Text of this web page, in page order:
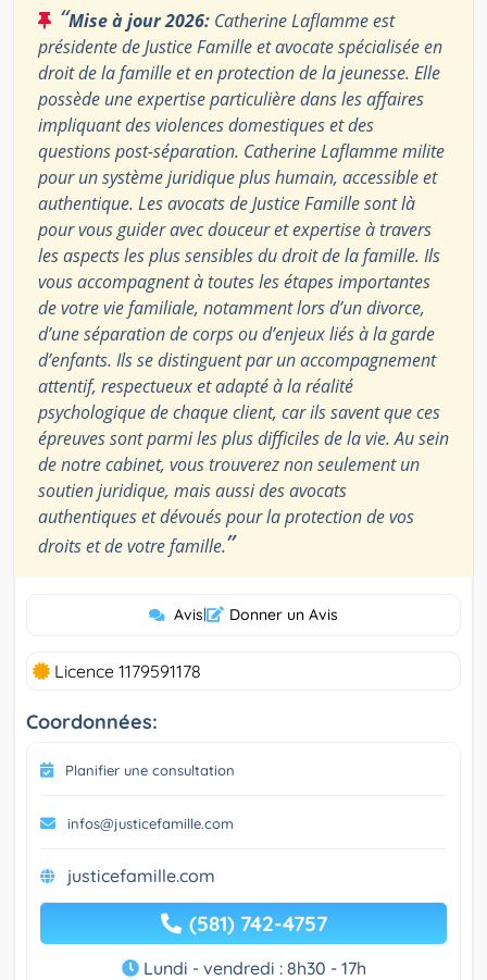
“Mise à jour 2026: Catherine Laflamme est
présidente de Justice Famille et avocate spécialisée en
droit de la famille et en protection de la jeunesse. Elle
possède une expertise particulière dans les affaires
impliquant des violences domestiques et des
questions post-séparation. Catherine Laflamme milite
pour un système juridique plus humain, accessible et
authentique. Les avocats de Justice Famille sont là
pour vous guider avec douceur et expertise à travers
les aspects les plus sensibles du droit de la famille. Ils
vous accompagnent à toutes les étapes importantes
de votre vie familiale, notamment lors d’un divorce,
d’une séparation de corps ou d’enjeux liés à la garde
d’enfants. Ils se distinguent par un accompagnement
attentif, respectueux et adapté à la réalité
psychologique de chaque client, car ils savent que ces
épreuves sont parmi les plus difficiles de la vie. Au sein
de notre cabinet, vous trouverez non seulement un
soutien juridique, mais aussi des avocats
authentiques et dévoués pour la protection de vos
droits et de votre famille.”
Avis| Donner un Avis
Licence 1179591178
Coordonnées:
Planifier une consultation
infos@justicefamille.com
justicefamille.com
(581) 742-4757
Lundi - vendredi : 8h30 - 17h